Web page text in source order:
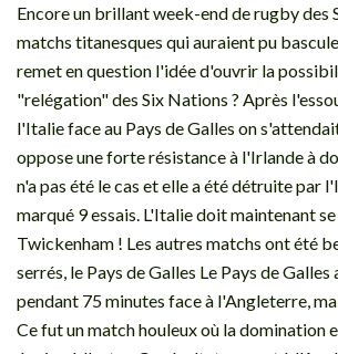
Encore un brillant week-end de rugby des
matchs titanesques qui auraient pu
remet en question l'idée d'ouvrir la
"relégation" des Six Nations ? Après
l'Italie face au Pays de Galles on
oppose une forte résistance à l'Irlande à
n'a pas été le cas et elle a été détruite par
marqué 9 essais. L'Italie doit maintenant
Twickenham ! Les autres matchs ont été
serrés, le Pays de Galles Le Pays de
pendant 75 minutes face à l'Angleterre,
Ce fut un match houleux où la domination